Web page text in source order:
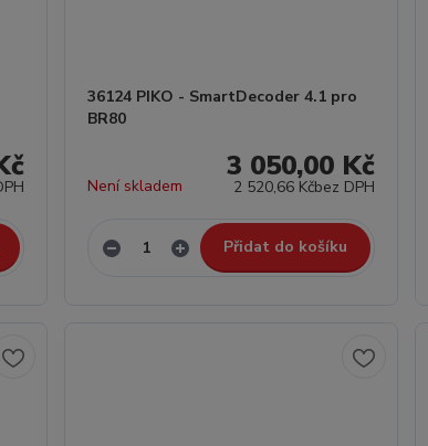
36124 PIKO - SmartDecoder 4.1 pro
BR80
3 050,00 Kč
2 520,66 Kčbez DPH
Není skladem
Přidat do košíku